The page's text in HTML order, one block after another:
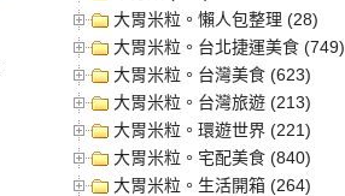
大胃米粒。懶人包整理 (28)
大胃米粒。台北捷運美食 (749)
大胃米粒。台灣美食 (623)
大胃米粒。台灣旅遊 (213)
大胃米粒。環遊世界 (221)
大胃米粒。宅配美食 (840)
大胃米粒。生活開箱 (264)